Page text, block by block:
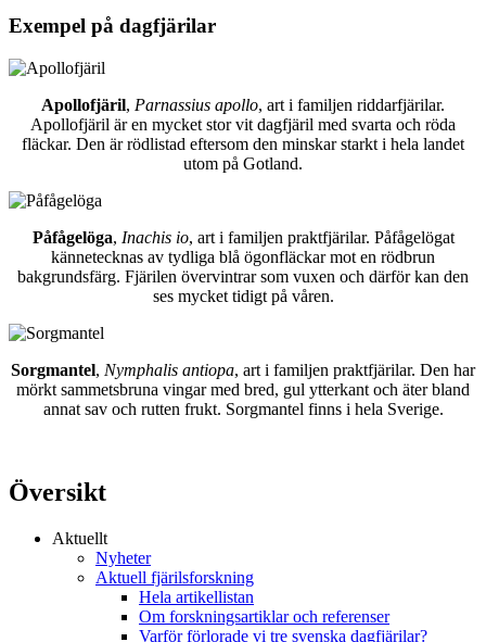
Exempel på dagfjärilar
Apollofjäril, Parnassius apollo, art i familjen riddarfjärilar.
Apollofjäril är en mycket stor vit dagfjäril med svarta och röda
fläckar. Den är rödlistad eftersom den minskar starkt i hela landet
utom på Gotland.
Påfågelöga, Inachis io, art i familjen praktfjärilar. Påfågelögat
kännetecknas av tydliga blå ögonfläckar mot en rödbrun
bakgrundsfärg. Fjärilen övervintrar som vuxen och därför kan den
ses mycket tidigt på våren.
Sorgmantel, Nymphalis antiopa, art i familjen praktfjärilar. Den har
mörkt sammetsbruna vingar med bred, gul ytterkant och äter bland
annat sav och rutten frukt. Sorgmantel finns i hela Sverige.
Översikt
Aktuellt
Nyheter
Aktuell fjärilsforskning
Hela artikellistan
Om forskningsartiklar och referenser
Varför förlorade vi tre svenska dagfjärilar?